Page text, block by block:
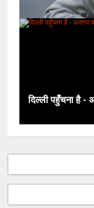
दिल्ली पहुँचना है -